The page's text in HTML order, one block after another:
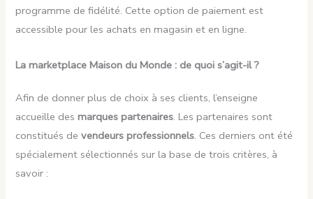
programme de fidélité. Cette option de paiement est
accessible pour les achats en magasin et en ligne.
La marketplace Maison du Monde : de quoi s’agit-il ?
Afin de donner plus de choix à ses clients, l’enseigne
accueille desmarques partenaires. Les partenaires sont
constitués devendeurs professionnels. Ces derniers ont été
spécialement sélectionnés sur la base de trois critères, à
savoir :